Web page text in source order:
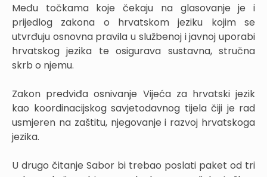
Među točkama koje čekaju na glasovanje je i
prijedlog zakona o hrvatskom jeziku kojim se
utvrđuju osnovna pravila u službenoj i javnoj uporabi
hrvatskog jezika te osigurava sustavna, stručna
skrb o njemu.
Zakon predviđa osnivanje Vijeća za hrvatski jezik
kao koordinacijskog savjetodavnog tijela čiji je rad
usmjeren na zaštitu, njegovanje i razvoj hrvatskoga
jezika.
U drugo čitanje Sabor bi trebao poslati paket od tri